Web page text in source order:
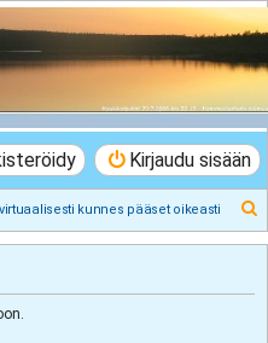
Kirjaudu sisään
kunnes pääset oikeasti